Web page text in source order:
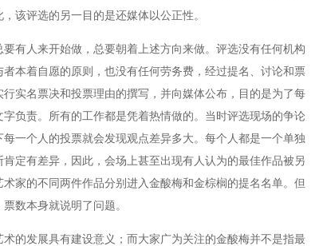
该评选的另一目的是还媒体以公正性。
有人来开始做，总要朝着上述方向来做。评选没有任何机构
本着自愿的原则，也没有任何劳务费，经过提名、讨论和票
实名票决和投票理由的撰写，并向媒体公布，目的是为了每
负责。所有的工作都是凭着热情做的。当时评选现场的争论
一个人的投票就会发现观点差异多大。每个人都是一个单独
定有差异，因此，会场上甚至出现有人认为的最佳作品被另
家的不同两件作品分别进入金酸梅和金棕榈的提名名单。但
数本身就说明了问题。
的发展具有建设意义；而大家广为关注的金酸梅并不是指最